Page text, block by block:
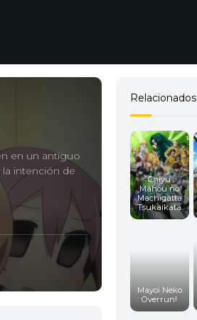
en un antiguo
intención de
Relacionados
Chiyu
Mahou no
Machigatta
Tsukaikata
Mayoi Neko
Overrun!